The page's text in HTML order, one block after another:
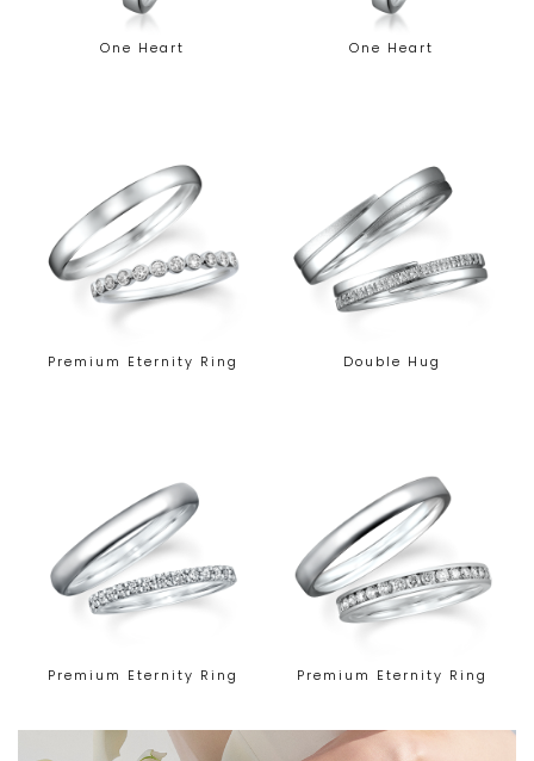
One Heart One Heart
Premium Eternity Ring Double Hug
Premium Eternity Ring Premium Eternity Ring